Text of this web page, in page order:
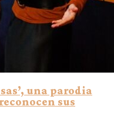
una parodia
sus